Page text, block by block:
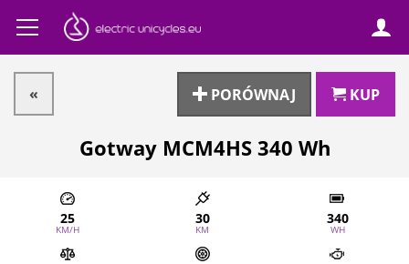
« KUP
PORÓWNAJ
Gotway MCM4HS 340 Wh
25
KM/H
30
KM
340
WH